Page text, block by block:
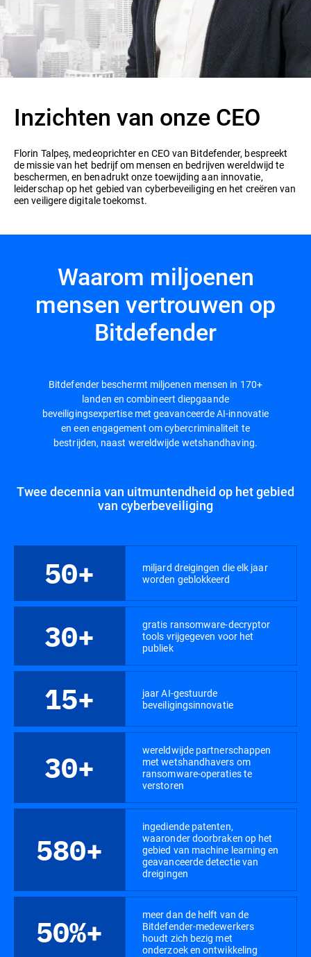
Inzichten van onze CEO
Florin Talpeș, medeoprichter en CEO van Bitdefender, bespreekt
de missie van het bedrijf om mensen en bedrijven wereldwijd te
beschermen, en benadrukt onze toewijding aan innovatie,
leiderschap op het gebied van cyberbeveiliging en het creëren van
een veiligere digitale toekomst.
Waarom miljoenen
mensen vertrouwen op
Bitdefender
Bitdefender beschermt miljoenen mensen in 170+
landen en combineert diepgaande
beveiligingsexpertise met geavanceerde AI-innovatie
en een engagement om cybercriminaliteit te
bestrijden, naast wereldwijde wetshandhaving.
Twee decennia van uitmuntendheid op het gebied
van cyberbeveiliging
50+
miljard dreigingen die elk jaar
worden geblokkeerd
30+
gratis ransomware-decryptor
tools vrijgegeven voor het
publiek
15+
jaar AI-gestuurde
beveiligingsinnovatie
30+
wereldwijde partnerschappen
met wetshandhavers om
ransomware-operaties te
verstoren
580+
ingediende patenten,
waaronder doorbraken op het
gebied van machine learning en
geavanceerde detectie van
dreigingen
50%+
meer dan de helft van de
Bitdefender-medewerkers
houdt zich bezig met
onderzoek en ontwikkeling